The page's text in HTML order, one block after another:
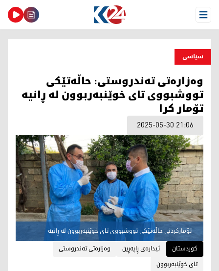
Open Menu
سیاسی
وەزارەتی تەندروستی: حاڵەتێکی
تووشبووی تای خوێنبەربوون لە ڕانیە
تۆمار کرا
2025-05-30 21:06
تۆمارکردنی حاڵەتێکی تووشبووی تای خوێنبەربوون لە ڕانیە
کوردستان
ئیدارەی ڕاپەڕین
وەزارەتی تەندروستی
تای خوێنبەربوون